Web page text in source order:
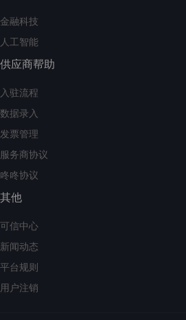
金融科技
人工智能
供应商帮助
入驻流程
数据录入
发票管理
服务商协议
咚咚协议
其他
可信中心
新闻动态
平台规则
用户注销